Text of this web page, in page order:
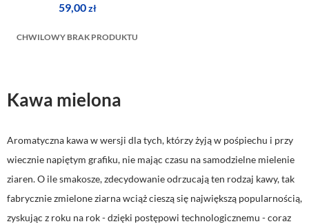
59,00zł
CHWILOWY BRAK PRODUKTU
Kawa mielona
Aromatyczna kawa w wersji dla tych, którzy żyją w pośpiechu i przy
wiecznie napiętym grafiku, nie mając czasu na samodzielne mielenie
ziaren. O ile smakosze, zdecydowanie odrzucają ten rodzaj kawy, tak
fabrycznie zmielone ziarna wciąż cieszą się największą popularnością,
zyskując z roku na rok - dzięki postępowi technologicznemu - coraz